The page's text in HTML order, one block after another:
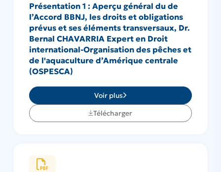
Présentation 1 : Aperçu général du de
l’Accord BBNJ, les droits et obligations
prévus et ses éléments transversaux, Dr.
Bernal CHAVARRIA Expert en Droit
international-Organisation des pêches et
de l'aquaculture d’Amérique centrale
(OSPESCA)
Voir plus
Télécharger